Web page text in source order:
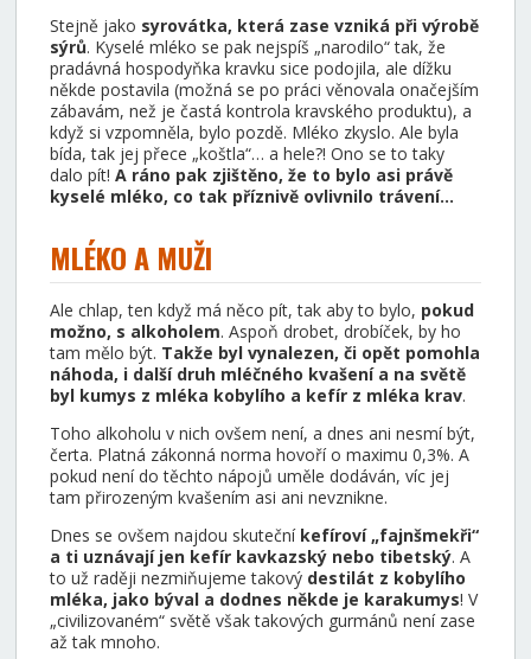
Stejně jako syrovátka, která zase vzniká při výrobě
sýrů. Kyselé mléko se pak nejspíš „narodilo“ tak, že
pradávná hospodyňka kravku sice podojila, ale dížku
někde postavila (možná se po práci věnovala onačejším
zábavám, než je častá kontrola kravského produktu), a
když si vzpomněla, bylo pozdě. Mléko zkyslo. Ale byla
bída, tak jej přece „koštla“… a hele?! Ono se to taky
dalo pít! A ráno pak zjištěno, že to bylo asi právě
kyselé mléko, co tak příznivě ovlivnilo trávení…
MLÉKO A MUŽI
Ale chlap, ten když má něco pít, tak aby to bylo, pokud
možno, s alkoholem. Aspoň drobet, drobíček, by ho
tam mělo být. Takže byl vynalezen, či opět pomohla
náhoda, i další druh mléčného kvašení a na světě
byl kumys z mléka kobylího a kefír z mléka krav.
Toho alkoholu v nich ovšem není, a dnes ani nesmí být,
čerta. Platná zákonná norma hovoří o maximu 0,3%. A
pokud není do těchto nápojů uměle dodáván, víc jej
tam přirozeným kvašením asi ani nevznikne.
Dnes se ovšem najdou skutečníkefíroví „fajnšmekři“
a ti uznávají jen kefír kavkazský nebo tibetský. A
to už raději nezmiňujeme takový destilát z kobylího
mléka, jako býval a dodnes někde je karakumys! V
„civilizovaném“ světě však takových gurmánů není zase
až tak mnoho.